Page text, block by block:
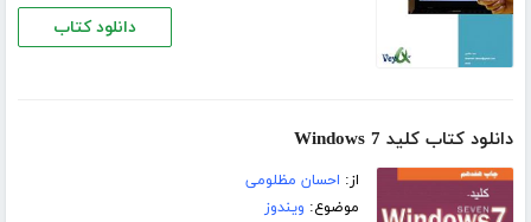
دانلود کتاب
دانلود کتاب کلید Windows 7
از: احسان مظلومی
موضوع: ویندوز